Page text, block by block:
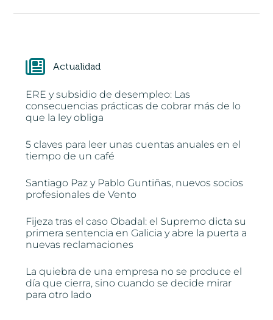
Actualidad
ERE y subsidio de desempleo: Las
consecuencias prácticas de cobrar más de lo
que la ley obliga
5 claves para leer unas cuentas anuales en el
tiempo de un café
Santiago Paz y Pablo Guntiñas, nuevos socios
profesionales de Vento
Fijeza tras el caso Obadal: el Supremo dicta su
primera sentencia en Galicia y abre la puerta a
nuevas reclamaciones
La quiebra de una empresa no se produce el
día que cierra, sino cuando se decide mirar
para otro lado